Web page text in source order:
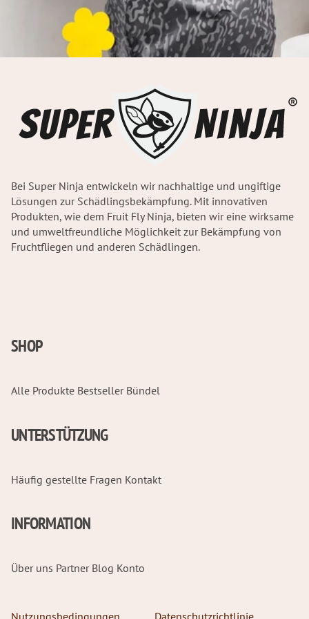
Bei Super Ninja entwickeln wir nachhaltige und ungiftige
Lösungen zur Schädlingsbekämpfung. Mit innovativen
Produkten, wie dem Fruit Fly Ninja, bieten wir eine wirksame
und umweltfreundliche Möglichkeit zur Bekämpfung von
Fruchtfliegen und anderen Schädlingen.
SHOP
Alle Produkte Bestseller Bündel
UNTERSTÜTZUNG
Häufig gestellte Fragen Kontakt
INFORMATION
Über uns Partner Blog Konto
Nutzungsbedingungen Datenschutzrichtlinie